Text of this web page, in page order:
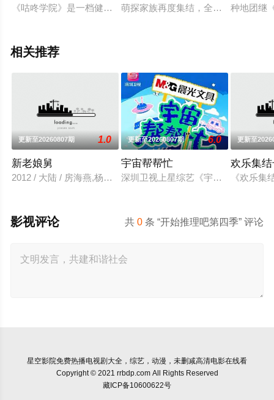
《咕咚学院》是一档健身生活类节目。节目为广大白领解决亚
萌探家族再度集结，全新“冒险”概念
种地团继
相关推荐
更新至20260807期 1.0
新老娘舅
2012 / 大陆 / 房海燕,杨蕾,柏万青,尹庆一
更新至20260807期 6.0
宇宙帮帮忙
深圳卫视上星综艺《宇宙帮帮忙》是
更新至
欢乐集
《欢乐
共0 条 “开始推理吧第四季” 评论
影视评论
星空影院免费热播电视剧大全，综艺，动漫，未删减高清电影在线看
Copyright © 2021 rrbdp.com All Rights Reserved
藏ICP备10600622号